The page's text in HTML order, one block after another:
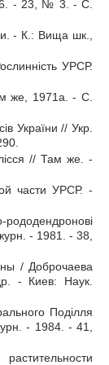
- 23, № 3. - С.
- К.: Вища шк.,
УРСР.
же, 1971а. - С.
України // Укр.
// Там же. -
части УРСР. -
- 1981. - 38,
/ Доброчаева
- Киев: Наук.
Поділля
- 1984. - 41,